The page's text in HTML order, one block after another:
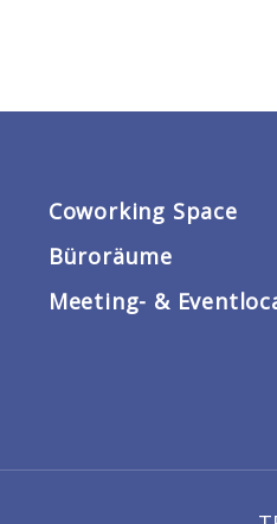
Coworking Space
Büroräume
Meeting- &